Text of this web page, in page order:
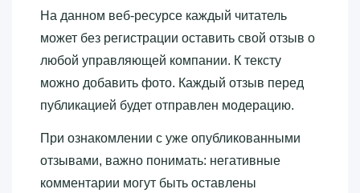
На данном веб-ресурсе каждый читатель
может без регистрации оставить свой отзыв о
любой управляющей компании. К тексту
можно добавить фото. Каждый отзыв перед
публикацией будет отправлен модерацию.
При ознакомлении с уже опубликованными
отзывами, важно понимать: негативные
комментарии могут быть оставлены